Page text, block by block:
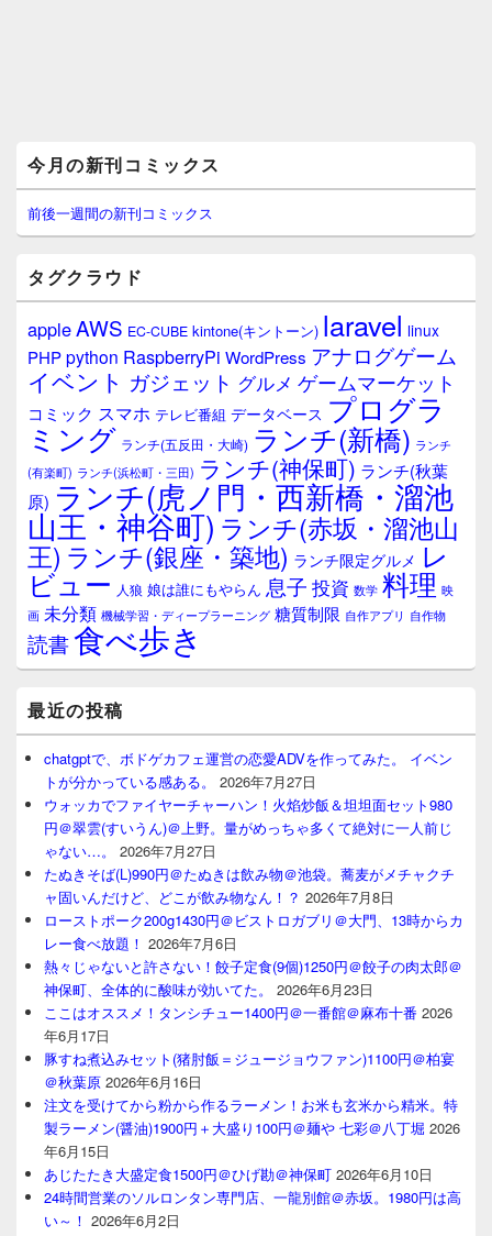
イ
ン
サ
イ
ウ
ィ
ジ
ェ
ア
今月の新刊コミックス
前後一週間の新刊コミックス
タグクラウド
appleAWS EC-CUBE kintone(キントーン) laravel linux
PHPpython RaspberryPi WordPress アナログゲーム
イベント ガジェット グルメ ゲームマーケット
コミック スマホ テレビ番組 データベース プログラ
ミング ランチ(五反田・大崎) ランチ(新橋) ランチ
(有楽町) ランチ(浜松町・三田) ランチ(神保町) ランチ(秋葉
原) ランチ(虎ノ門・西新橋・溜池
山王・神谷町) ランチ(赤坂・溜池山
王) ランチ(銀座・築地) ランチ限定グルメ レ
ビュー 人狼 娘は誰にもやらん 息子 投資 数学 料理 映
画 未分類 機械学習・ディープラーニング 糖質制限 自作アプリ 自作物
読書食べ歩き
最近の投稿
chatgptで、ボドゲカフェ運営の恋愛ADVを作ってみた。 イベン
トが分かっている感ある。
2026年7月27日
ウォッカでファイヤーチャーハン！火焰炒飯＆坦坦面セット980
円＠翠雲(すいうん)＠上野。量がめっちゃ多くて絶対に一人前じ
ゃない…。
2026年7月27日
たぬきそば(L)990円＠たぬきは飲み物＠池袋。蕎麦がメチャクチ
ャ固いんだけど、どこが飲み物なん！？ 2026年7月8日
ローストポーク200g1430円＠ビストロガブリ＠大門、13時からカ
レー食べ放題！ 2026年7月6日
熱々じゃないと許さない！餃子定食(9個)1250円＠餃子の肉太郎＠
神保町、全体的に酸味が効いてた。
2026年6月23日
ここはオススメ！タンシチュー1400円＠一番館＠麻布十番 2026
年6月17日
豚すね煮込みセット(猪肘飯＝ジュージョウファン)1100円＠柏宴
＠秋葉原 2026年6月16日
注文を受けてから粉から作るラーメン！お米も玄米から精米。特
製ラーメン(醤油)1900円＋大盛り100円＠麺や 七彩＠八丁堀 2026
年6月15日
あじたたき大盛定食1500円＠ひげ勘＠神保町 2026年6月10日
24時間営業のソルロンタン専門店、一龍別館＠赤坂。1980円は高
い～！ 2026年6月2日